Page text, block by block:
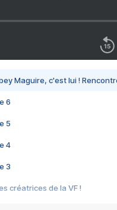
Maguire, c'est lui !
6
5
4
3
créatrices de la VF !